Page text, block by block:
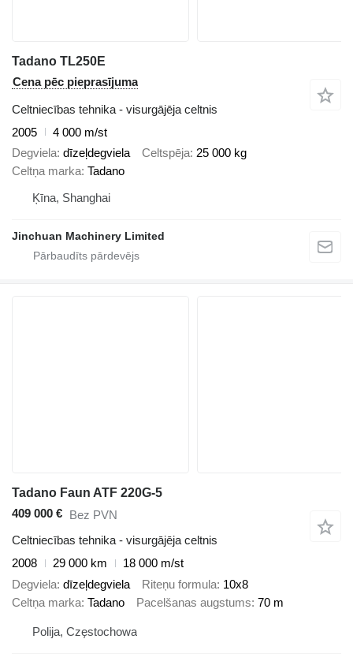
Tadano TL250E
Cena pēc pieprasījuma
Celtniecības tehnika - visurgājēja celtnis
2005
4 000 m/st
Degviela dīzeļdegviela Celtspēja 25 000 kg
Celtņa marka Tadano
Ķīna, Shanghai
Jinchuan Machinery Limited
Tadano Faun ATF 220G-5
409 000 € Bez PVN
Celtniecības tehnika - visurgājēja celtnis
2008
29 000 km
18 000 m/st
Degviela dīzeļdegviela Riteņu formula 10x8
Celtņa marka Tadano Pacelšanas augstums 70 m
Polija, Częstochowa